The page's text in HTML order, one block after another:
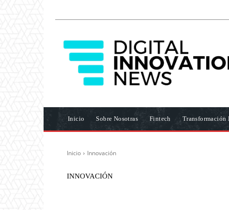
Inicio Sobre Nosotras Fintech
Inicio Innovación
INNOVACIÓN